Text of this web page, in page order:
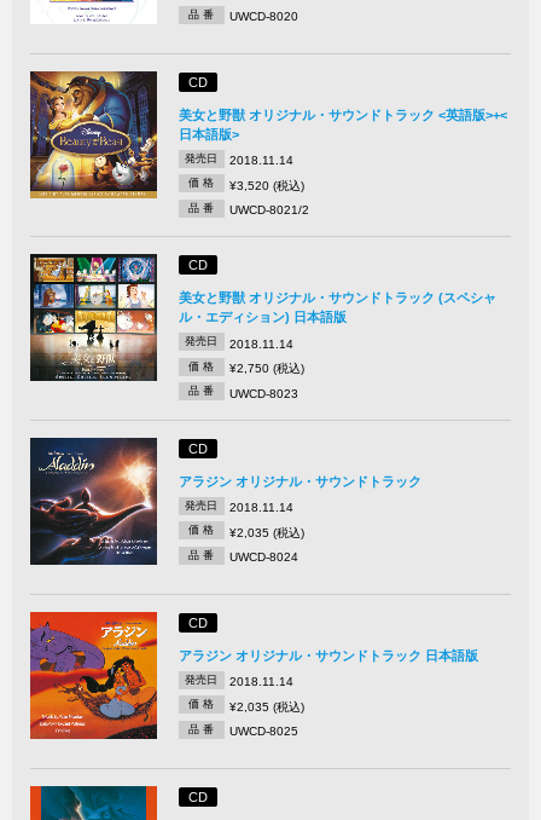
品 番 UWCD-8020
CD
美女と野獣 オリジナル・サウンドトラック <英語版>+<
日本語版>
発売日 2018.11.14
価 格 ¥3,520 (税込)
品 番 UWCD-8021/2
CD
美女と野獣 オリジナル・サウンドトラック (スペシャ
ル・エディション) 日本語版
発売日 2018.11.14
価 格 ¥2,750 (税込)
品 番 UWCD-8023
CD
アラジン オリジナル・サウンドトラック
発売日 2018.11.14
価 格 ¥2,035 (税込)
品 番 UWCD-8024
CD
アラジン オリジナル・サウンドトラック 日本語版
発売日 2018.11.14
価 格 ¥2,035 (税込)
品 番 UWCD-8025
CD